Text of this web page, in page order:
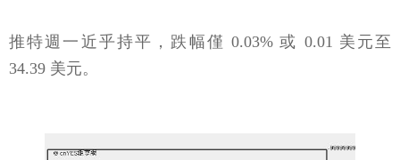
推特週一近乎持平，跌幅僅 0.03% 或 0.01 美元至
34.39 美元。